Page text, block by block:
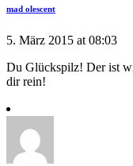
mad olescent
5. März 2015 at 08:03
Du Glückspilz! Der ist
dir rein!